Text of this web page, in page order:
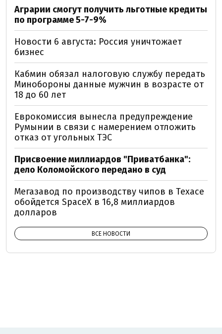
Аграрии смогут получить льготные кредиты
по программе 5-7-9%
Новости 6 августа: Россия уничтожает
бизнес
Кабмин обязал налоговую службу передать
Минобороны данные мужчин в возрасте от
18 до 60 лет
Еврокомиссия вынесла предупреждение
Румынии в связи с намерением отложить
отказ от угольных ТЭС
Присвоение миллиардов "Приватбанка":
дело Коломойского передано в суд
Мегазавод по производству чипов в Техасе
обойдется SpaceX в 16,8 миллиардов
долларов
ВСЕ НОВОСТИ